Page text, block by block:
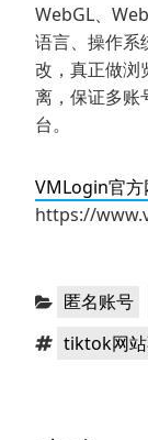
WebGL、
语言、操作系
改，真正做浏
离，保证多账
台。
VMLogin官方
https://
分
匿名账号
标 tiktok网站